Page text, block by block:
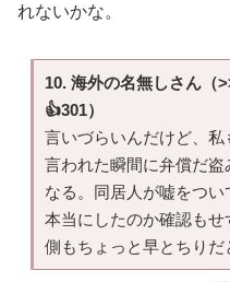
れないかな。
10. 海外の名無しさん（
👍301）
言いづらいんだけど、
言われた瞬間に弁償だ
なる。同居人が嘘をつい
本当にしたのか確認も
側もちょっと早とちりだ